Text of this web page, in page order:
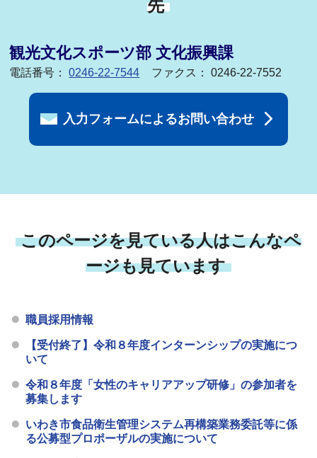
先
観光文化スポーツ部 文化振興課
電話番号：0246-22-7544 ファクス： 0246-22-7552
入力フォームによるお問い合わせ
このページを見ている人はこんなペ
ージも見ています
職員採用情報
【受付終了】令和８年度インターンシップの実施につ
いて
令和８年度「女性のキャリアアップ研修」の参加者を
募集します
いわき市食品衛生管理システム再構築業務委託等に係
る公募型プロポーザルの実施について